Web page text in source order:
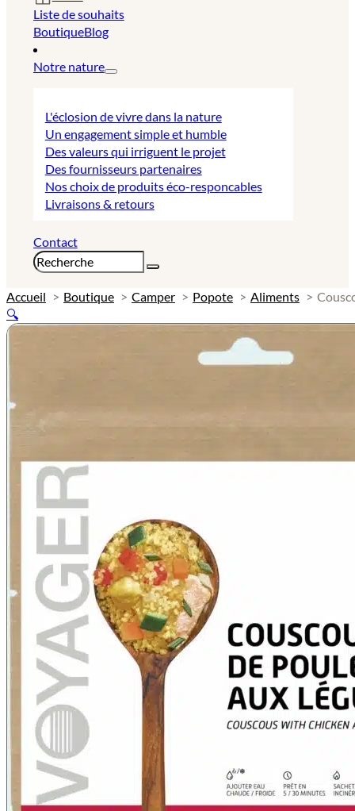
Liste de souhaits
BoutiqueBlog
Notre nature
L'éclosion de vivre dans la nature
Un engagement simple et humble
Des valeurs qui irriguent le projet
Des fournisseurs partenaires
Nos choix de produits éco-responcables
Livraisons & retours
Contact
Rechercher
Accueil Boutique Camper Popote Aliments
🔍